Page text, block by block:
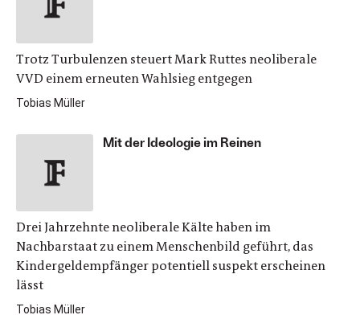
Trotz Turbulenzen steuert Mark Ruttes neoliberale
VVD einem erneuten Wahlsieg entgegen
Tobias Müller
Mit der Ideologie im Reinen
Drei Jahrzehnte neoliberale Kälte haben im
Nachbarstaat zu einem Menschenbild geführt, das
Kindergeldempfänger potentiell suspekt erscheinen
lässt
Tobias Müller